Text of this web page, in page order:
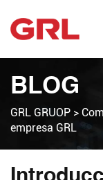
BLOG
GRL GRUOP >
empresa GRL